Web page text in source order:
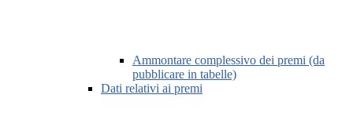
Ammontare complessivo dei premi (da
pubblicare in tabelle)
Dati relativi ai premi